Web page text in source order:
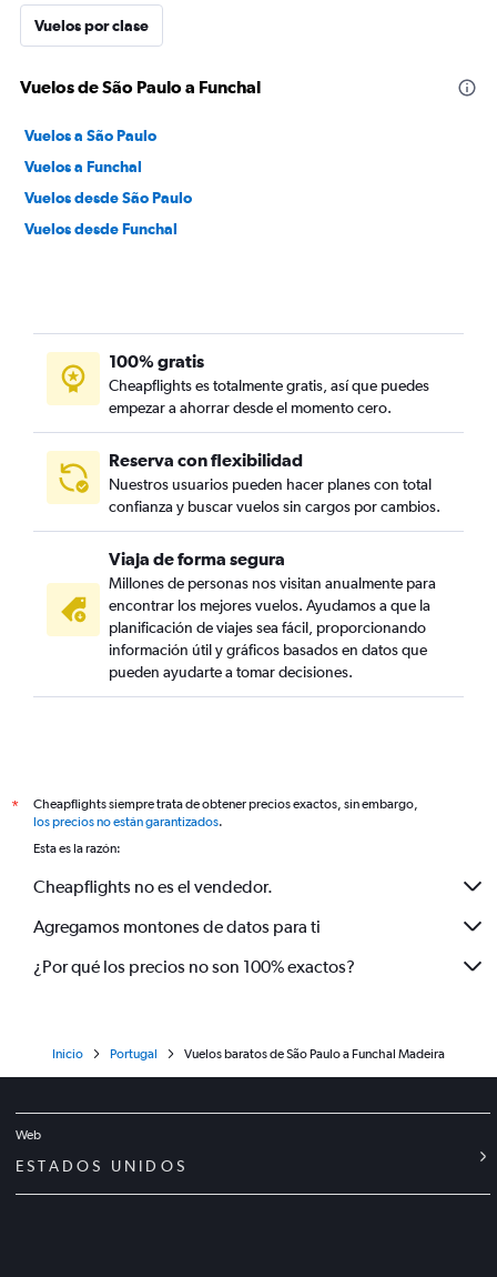
Vuelos por clase
Vuelos de São Paulo a Funchal
Vuelos a São Paulo
Vuelos a Funchal
Vuelos desde São Paulo
Vuelos desde Funchal
100% gratis
Cheapflights es totalmente gratis, así que puedes
empezar a ahorrar desde el momento cero.
Reserva con flexibilidad
Nuestros usuarios pueden hacer planes con total
confianza y buscar vuelos sin cargos por cambios.
Viaja de forma segura
Millones de personas nos visitan anualmente para
encontrar los mejores vuelos. Ayudamos a que la
planificación de viajes sea fácil, proporcionando
información útil y gráficos basados en datos que
pueden ayudarte a tomar decisiones.
*
Cheapflights siempre trata de obtener precios exactos, sin embargo,
los precios no están garantizados.
Esta es la razón:
Cheapflights no es el vendedor.
Agregamos montones de datos para ti
¿Por qué los precios no son 100% exactos?
Inicio Portugal Vuelos baratos de São Paulo a Funchal Madeira
Web
ESTADOS UNIDOS